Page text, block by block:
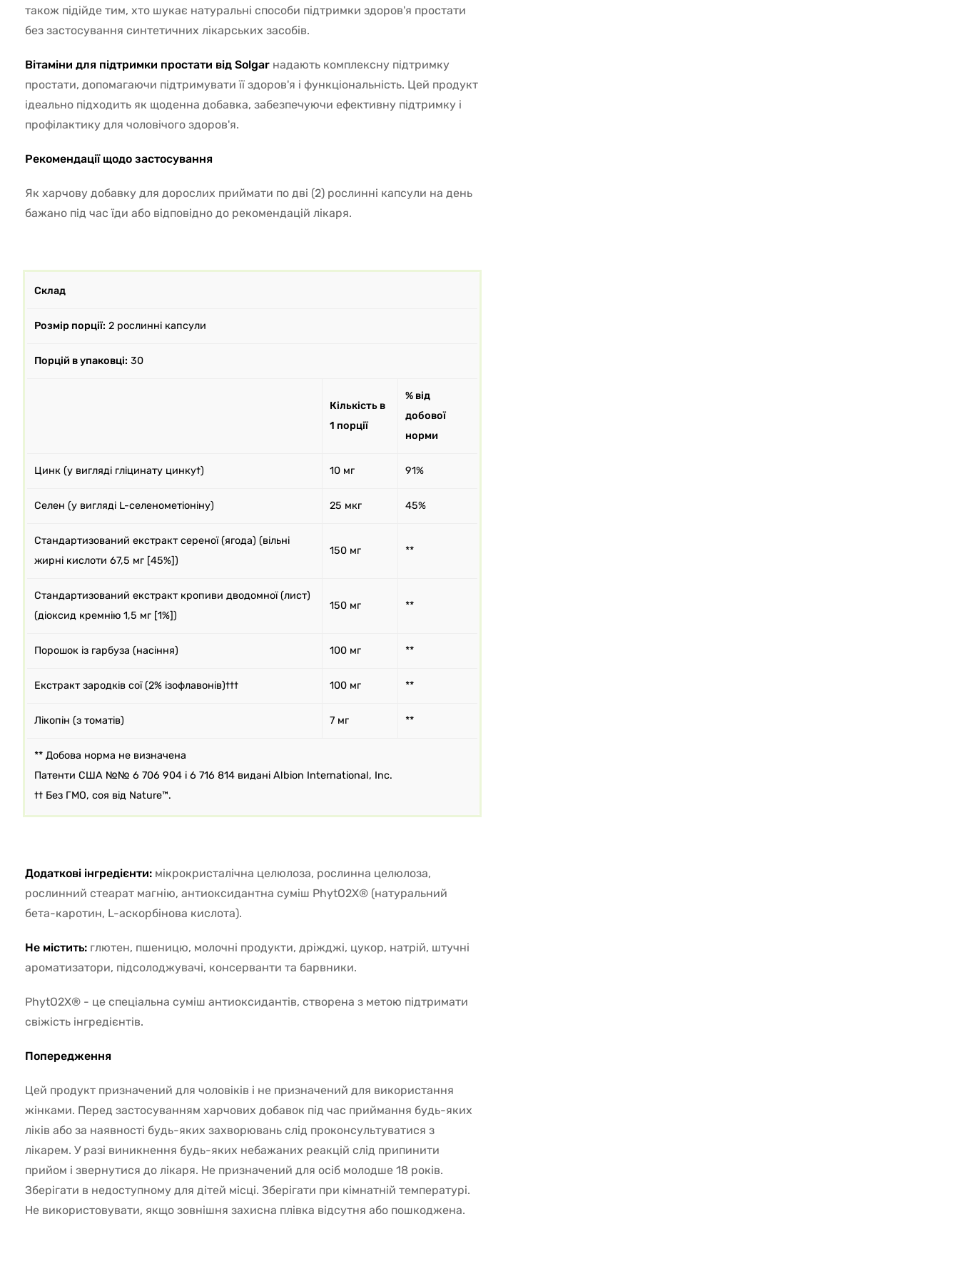
також підійде тим, хто шукає натуральні способи підтримки здоров'я простати
без застосування синтетичних лікарських засобів.
Вітаміни для підтримки простати від Solgar надають комплексну підтримку
простати, допомагаючи підтримувати її здоров'я і функціональність. Цей продукт
ідеально підходить як щоденна добавка, забезпечуючи ефективну підтримку і
профілактику для чоловічого здоров'я.
Рекомендації щодо застосування
Як харчову добавку для дорослих приймати по дві (2) рослинні капсули на день
бажано під час їди або відповідно до рекомендацій лікаря.
Склад
Розмір порції: 2 рослинні капсули
Порцій в упаковці: 30
Кількість в
1 порції
% від
добової
норми
Цинк (у вигляді гліцинату цинку†) 10 мг 91%
Селен (у вигляді L-селенометіоніну) 25 мкг 45%
Стандартизований екстракт сереної (ягода) (вільні
жирні кислоти 67,5 мг [45%])
150 мг **
Стандартизований екстракт кропиви дводомної (лист)
(діоксид кремнію 1,5 мг [1%])
150 мг **
Порошок із гарбуза (насіння) 100 мг **
Екстракт зародків сої (2% ізофлавонів)††† 100 мг **
Лікопін (з томатів) 7 мг **
** Добова норма не визначена
Патенти США №№ 6 706 904 і 6 716 814 видані Albion International, Inc.
†† Без ГМО, соя від Nature™.
Додаткові інгредієнти: мікрокристалічна целюлоза, рослинна целюлоза,
рослинний стеарат магнію, антиоксидантна суміш PhytO2X® (натуральний
бета-каротин, L-аскорбінова кислота).
Не містить: глютен, пшеницю, молочні продукти, дріжджі, цукор, натрій, штучні
ароматизатори, підсолоджувачі, консерванти та барвники.
PhytO2X® - це спеціальна суміш антиоксидантів, створена з метою підтримати
свіжість інгредієнтів.
Попередження
Цей продукт призначений для чоловіків і не призначений для використання
жінками. Перед застосуванням харчових добавок під час приймання будь-яких
ліків або за наявності будь-яких захворювань слід проконсультуватися з
лікарем. У разі виникнення будь-яких небажаних реакцій слід припинити
прийом і звернутися до лікаря. Не призначений для осіб молодше 18 років.
Зберігати в недоступному для дітей місці. Зберігати при кімнатній температурі.
Не використовувати, якщо зовнішня захисна плівка відсутня або пошкоджена.